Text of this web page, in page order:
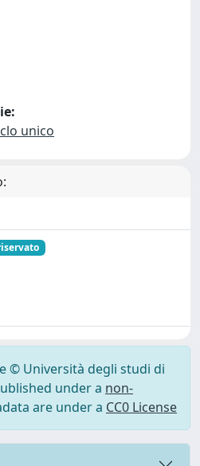
unico
© Università degli studi di
under a non-
are under a CC0 License